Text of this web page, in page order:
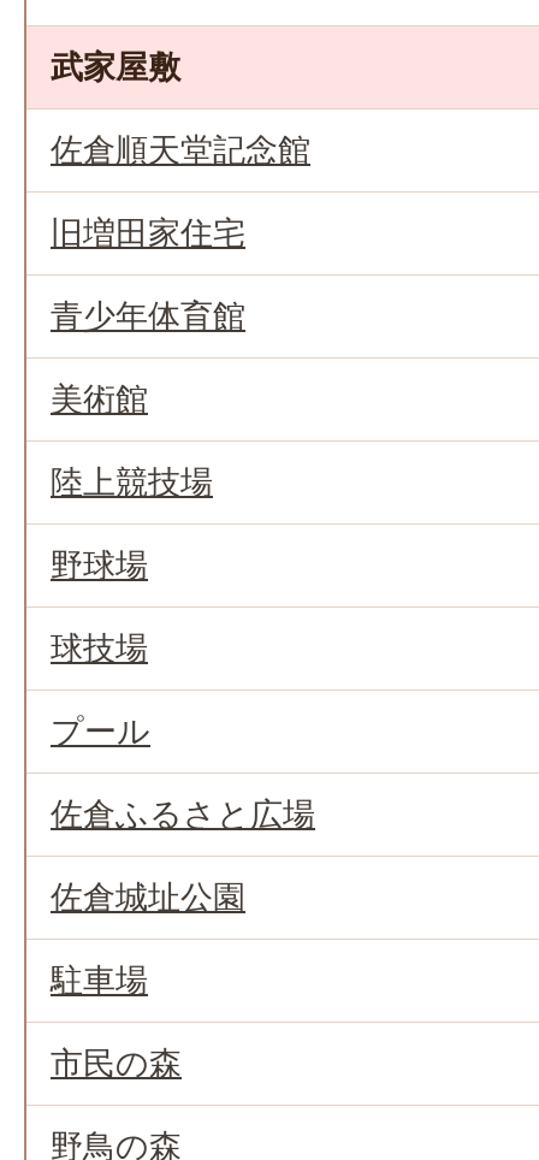
武家屋敷
佐倉順天堂記念館
旧増田家住宅
青少年体育館
美術館
陸上競技場
野球場
球技場
プール
佐倉ふるさと広場
佐倉城址公園
駐車場
市民の森
野鳥の森